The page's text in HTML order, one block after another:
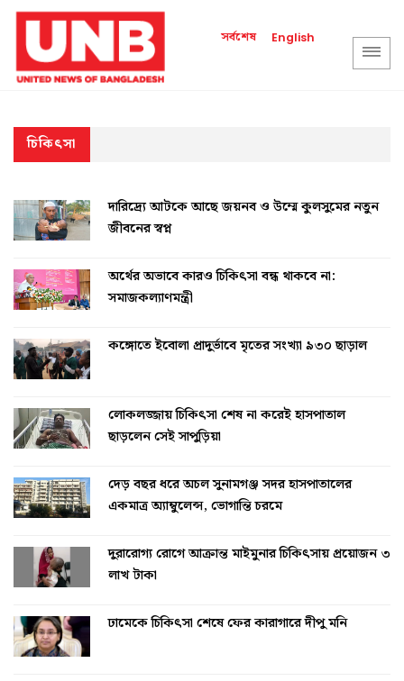
সর্বশেষ English
চিকিৎসা
দারিদ্র্যে আটকে আছে জয়নব ও উম্মে কুলসুমের নতুন
জীবনের স্বপ্ন
অর্থের অভাবে কারও চিকিৎসা বন্ধ থাকবে না:
সমাজকল্যাণমন্ত্রী
কঙ্গোতে ইবোলা প্রাদুর্ভাবে মৃতের সংখ্যা ৯৩০ ছাড়াল
লোকলজ্জায় চিকিৎসা শেষ না করেই হাসপাতাল
ছাড়লেন সেই সাপুড়িয়া
দেড় বছর ধরে অচল সুনামগঞ্জ সদর হাসপাতালের
একমাত্র অ্যাম্বুলেন্স, ভোগান্তি চরমে
দুরারোগ্য রোগে আক্রান্ত মাইমুনার চিকিৎসায় প্রয়োজন ৩
লাখ টাকা
ঢামেকে চিকিৎসা শেষে ফের কারাগারে দীপু মনি